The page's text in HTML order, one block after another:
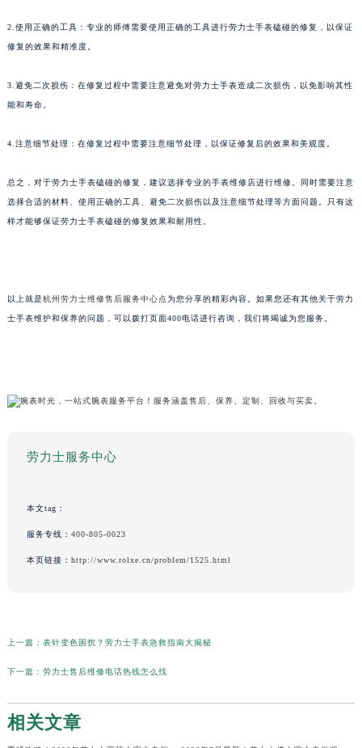
2.使用正确的工具：专业的师傅需要使用正确的工具进行劳力士手表磕碰的修复，以保证
修复的效果和精准度。
3.避免二次损伤：在修复过程中需要注意避免对劳力士手表造成二次损伤，以免影响其性
能和寿命。
4.注意细节处理：在修复过程中需要注意细节处理，以保证修复后的效果和美观度。
总之，对于劳力士手表磕碰的修复，建议选择专业的手表维修店进行维修。同时需要注意
选择合适的材料、使用正确的工具、避免二次损伤以及注意细节处理等方面问题。只有这
样才能够保证劳力士手表磕碰的修复效果和耐用性。
以上就是杭州劳力士维修售后服务中心点 为您分享的精彩内容。如果您还有其他关于劳力
士手表维护和保养的问题，可以拨打页面400电话进行咨询，我们将竭诚为您服务。
劳力士服务中心
本文tag：
服务专线： 400-805-0023
本页链接： http://www.rolxe.cn/problem/1525.html
上一篇： 表针变色困扰？劳力士手表急救指南大揭秘
下一篇： 劳力士售后维修电话热线怎么找
相关文章